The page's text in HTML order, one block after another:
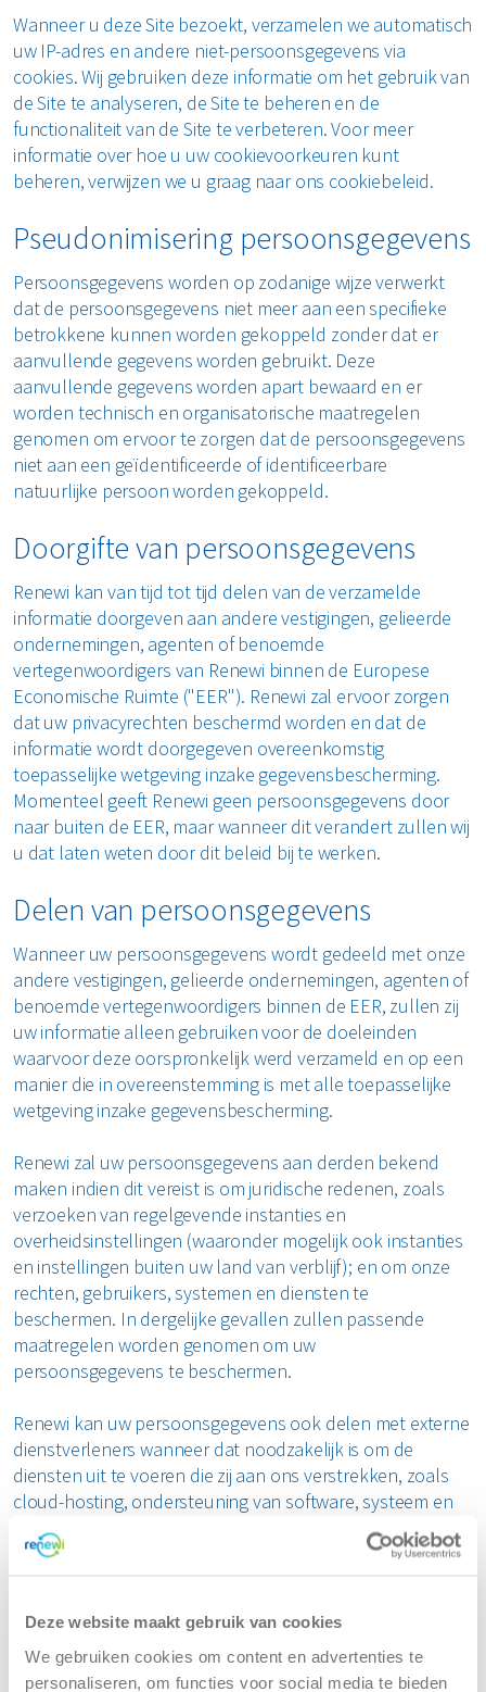
Deze website maakt gebruik van cookies
We gebruiken cookies om content en advertenties te
personaliseren, om functies voor social media te bieden
Wanneer u deze Site bezoekt, verzamelen we automatisch
uw IP-adres en andere niet-persoonsgegevens via
cookies. Wij gebruiken deze informatie om het gebruik van
de Site te analyseren, de Site te beheren en de
functionaliteit van de Site te verbeteren. Voor meer
informatie over hoe u uw cookievoorkeuren kunt
beheren, verwijzen we u graag naar ons cookiebeleid.
Pseudonimisering persoonsgegevens
Persoonsgegevens worden op zodanige wijze verwerkt
dat de persoonsgegevens niet meer aan een specifieke
betrokkene kunnen worden gekoppeld zonder dat er
aanvullende gegevens worden gebruikt. Deze
aanvullende gegevens worden apart bewaard en er
worden technisch en organisatorische maatregelen
genomen om ervoor te zorgen dat de persoonsgegevens
niet aan een geïdentificeerde of identificeerbare
natuurlijke persoon worden gekoppeld.
Doorgifte van persoonsgegevens
Renewi kan van tijd tot tijd delen van de verzamelde
informatie doorgeven aan andere vestigingen, gelieerde
ondernemingen, agenten of benoemde
vertegenwoordigers van Renewi binnen de Europese
Economische Ruimte ("EER"). Renewi zal ervoor zorgen
dat uw privacyrechten beschermd worden en dat de
informatie wordt doorgegeven overeenkomstig
toepasselijke wetgeving inzake gegevensbescherming.
Momenteel geeft Renewi geen persoonsgegevens door
naar buiten de EER, maar wanneer dit verandert zullen wij
u dat laten weten door dit beleid bij te werken.
Delen van persoonsgegevens
Wanneer uw persoonsgegevens wordt gedeeld met onze
andere vestigingen, gelieerde ondernemingen, agenten of
benoemde vertegenwoordigers binnen de EER, zullen zij
uw informatie alleen gebruiken voor de doeleinden
waarvoor deze oorspronkelijk werd verzameld en op een
manier die in overeenstemming is met alle toepasselijke
wetgeving inzake gegevensbescherming.
Renewi zal uw persoonsgegevens aan derden bekend
maken indien dit vereist is om juridische redenen, zoals
verzoeken van regelgevende instanties en
overheidsinstellingen (waaronder mogelijk ook instanties
en instellingen buiten uw land van verblijf); en om onze
rechten, gebruikers, systemen en diensten te
beschermen. In dergelijke gevallen zullen passende
maatregelen worden genomen om uw
persoonsgegevens te beschermen.
Renewi kan uw persoonsgegevens ook delen met externe
dienstverleners wanneer dat noodzakelijk is om de
diensten uit te voeren die zij aan ons verstrekken, zoals
cloud-hosting, ondersteuning van software, systeem en
website, gegevensanalyse. Van deze externe
dienstverleners wordt verlangd dat zij de
en dat zij uw persoonsgegevens als strikt vertrouwelijk
behandelen.